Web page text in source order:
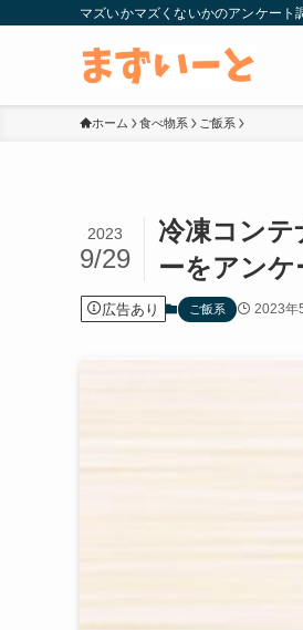
マズいかマズくないかのアンケート
ホーム 食べ物系 ご飯系
冷凍コンテ
ーをアンケ
2023
9/29
広告あり ご飯系 2023年